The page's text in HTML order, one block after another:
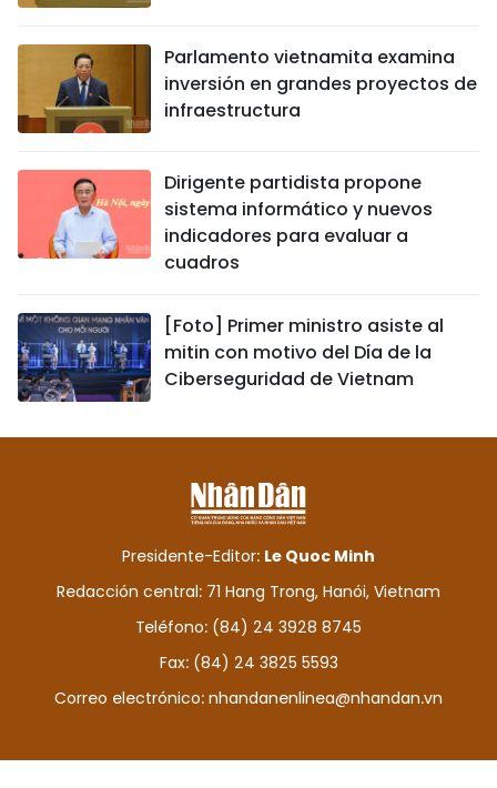
Parlamento vietnamita examina
inversión en grandes proyectos de
infraestructura
Dirigente partidista propone
sistema informático y nuevos
indicadores para evaluar a
cuadros
[Foto] Primer ministro asiste al
mitin con motivo del Día de la
Ciberseguridad de Vietnam
Presidente-Editor: Le Quoc Minh
Redacción central: 71 Hang Trong, Hanói, Vietnam
Teléfono: (84) 24 3928 8745
Fax: (84) 24 3825 5593
Correo electrónico: nhandanenlinea@nhandan.vn